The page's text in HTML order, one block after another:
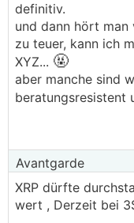
definitiv.
und dann hört man
zu teuer, kann ich
XYZ... 🤬
aber manche sind
beratungsresistent
Avantgarde
XRP dürfte
wert , Derzeit bei